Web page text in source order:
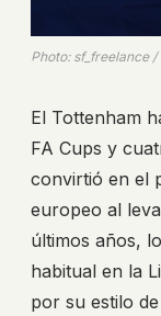
Photo: sf_freelance
El Tottenham
FA Cups y
convirtió en el
europeo al
últimos años,
habitual en la
por su estilo